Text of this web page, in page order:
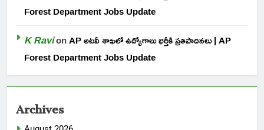
Forest Department Jobs Update
K RavionAP అటవీ శాఖలో ఉద్యోగాలు భర్తీకి ప్రతిపాదనలు | AP
Forest Department Jobs Update
Archives